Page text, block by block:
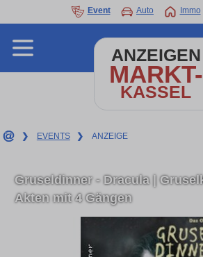
Event Auto Immo
ANZEIGEN
MARKT-
KASSEL
❯ EVENTS ❯ ANZEIGE
Gruseldinner - Dracula |
Akten mit 4 Gängen